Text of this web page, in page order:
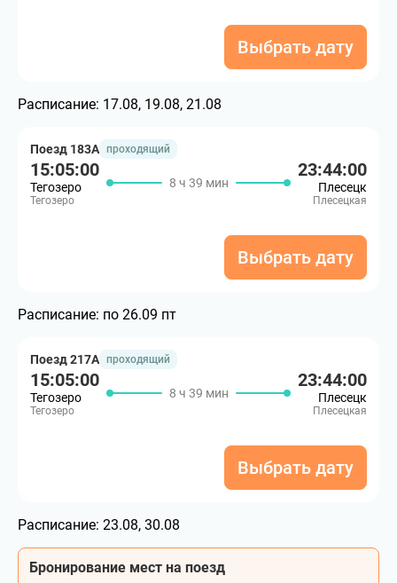
Выбрать дату
Расписание: 17.08, 19.08, 21.08
Поезд 183А проходящий
15:05:00
Тегозеро
Тегозеро
8 ч 39 мин
23:44:00
Плесецк
Плесецкая
Выбрать дату
Расписание: по 26.09 пт
Поезд 217А проходящий
15:05:00
Тегозеро
Тегозеро
8 ч 39 мин
23:44:00
Плесецк
Плесецкая
Выбрать дату
Расписание: 23.08, 30.08
Бронирование мест на поезд